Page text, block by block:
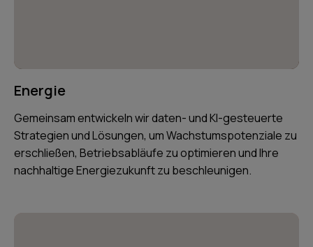
Energie
Gemeinsam entwickeln wir daten- und KI-gesteuerte
Strategien und Lösungen, um Wachstumspotenziale zu
erschließen, Betriebsabläufe zu optimieren und Ihre
nachhaltige Energiezukunft zu beschleunigen.